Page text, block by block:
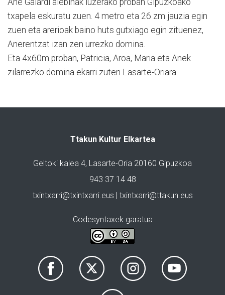
txapela eskuratu zuen. 4 metro eta 26 zm jauzia egin
zuen eta arerioak baino huts gutxiago egin zituenez,
Anerentzat izan zen urrezko domina.
Eta 4x60m proban, Patricia, Aroa, Maria eta Anek
zilarrezko domina ekarri zuten Lasarte-Oriara.
Ttakun Kultur Elkartea
Geltoki kalea 4, Lasarte-Oria 20160 Gipuzkoa
943 37 14 48
txintxarri@txintxarri.eus | txintxarri@ttakun.eus
Codesyntaxek garatua